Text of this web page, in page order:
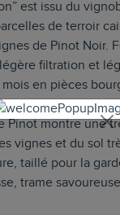
est issu du
de terroir
de Pinot Noir.
filtration et
en pièces
Pinot montre une
vignes et du sol
taillé pour la
trame